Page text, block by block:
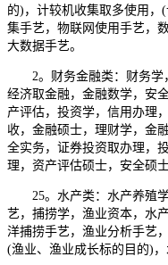
的)，计较机收集取多使用，
集手艺，物联网使用手艺，
大数据手艺。
2。财务金融类：财务学
经济取金融，金融数学，安
产评估，投资学，信用办理
收，金融硕士，理财学，金
全实务，证券投资取办理，
理，资产评估硕士，安全硕士
25。水产类：水产养殖学
艺，捕捞学，渔业资本，水
洋捕捞手艺，渔业分析手艺
(渔业、渔业成长标的目的)，